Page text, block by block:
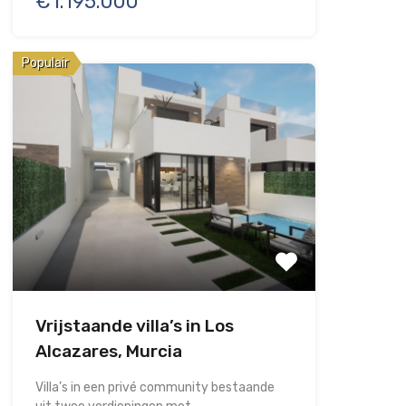
Populair
Vrijstaande villa’s in Los
Alcazares, Murcia
Villa’s in een privé community bestaande